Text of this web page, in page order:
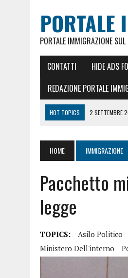
PORTALE
PORTALE IMMIGRAZIONE
CONTATTI HIDE ADS
REDAZIONE PORTALE
HOT TOPICS 2 SETTEMBRE
5 FEBBRAIO 2023 | REDDITO
18 GIUGNO 2022
CONOSCERE
23 DICEMBRE 2021 |
4 MAGGIO 2025
MODELLO A-
23 FEBBRAIO 2025 | FLUSSI
BONUS
HOME IMMIGRAZIONE
Pacchetto
legge
TOPICS: Asilo Politico
Ministero Dell'interno